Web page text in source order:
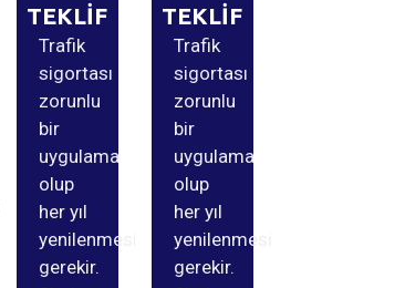
TEKLİF
Trafik
sigortası
zorunlu
bir
uygulama
olup
her yıl
yenilenmesi
gerekir.
TEKLİF
Trafik
sigortası
zorunlu
bir
uygulama
olup
her yıl
yenilenmesi
gerekir.